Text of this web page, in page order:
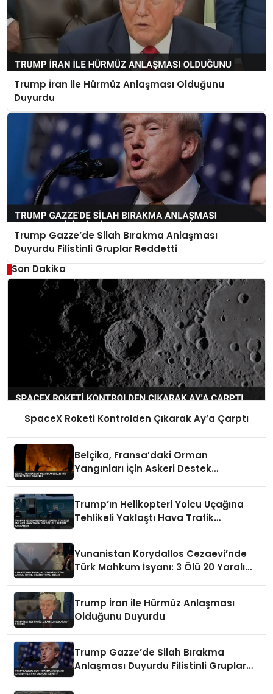
Trump İran ile Hürmüz Anlaşması Olduğunu
Duyurdu
Trump Gazze’de Silah Bırakma Anlaşması
Duyurdu Filistinli Gruplar Reddetti
Son Dakika
SpaceX Roketi Kontrolden Çıkarak Ay’a Çarptı
Belçika, Fransa’daki Orman
Yangınları İçin Askeri Destek
Trump’ın Helikopteri Yolcu Uçağına
Tehlikeli Yaklaştı Hava Trafik
Yunanistan Korydallos Cezaevi’nde
Türk Mahkum İsyanı: 3 Ölü 20 Yaralı
Trump İran ile Hürmüz Anlaşması
Olduğunu Duyurdu
Trump Gazze’de Silah Bırakma
Anlaşması Duyurdu Filistinli Gruplar